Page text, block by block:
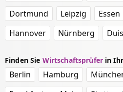
Dortmund
Leipzig Essen
Hannover
Nürnberg
Finden Sie Wirtschaftsprüferin
Berlin Hamburg